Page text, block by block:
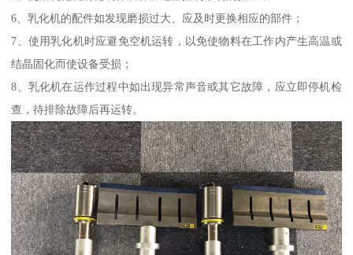
6、乳化机的配件如发现磨损过大、应及时更换相应的部件；
7、使用乳化机时应避免空机运转，以免使物料在工作内产生高温或
结晶固化而使设备受损；
8、乳化机在运作过程中如出现异常声音或其它故障，应立即停机检
查，待排除故障后再运转。